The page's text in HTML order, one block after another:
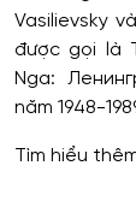
Vasilievsky
được gọi là
Nga:
năm 1948-
Tìm hiểu